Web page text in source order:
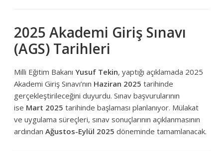
2025 Akademi Giriş Sınavı
(AGS) Tarihleri
Milli Eğitim BakanıYusuf Tekin, yaptığı açıklamada 2025
Akademi Giriş Sınavı’nın Haziran 2025 tarihinde
gerçekleştirileceğini duyurdu. Sınav başvurularının
ise Mart 2025 tarihinde başlaması planlanıyor. Mülakat
ve uygulama süreçleri, sınav sonuçlarının açıklanmasının
ardındanAğustos-Eylül 2025 döneminde tamamlanacak.